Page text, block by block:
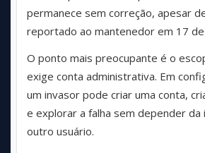
permanece sem correção, apesar
reportado ao mantenedor em 17
O ponto mais preocupante é o
exige conta administrativa. Em
um invasor pode criar uma conta,
e explorar a falha sem depender da
outro usuário.